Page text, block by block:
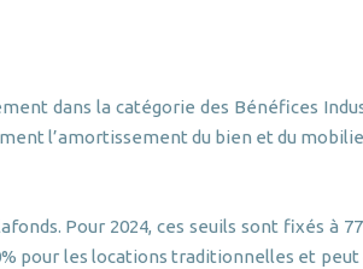
dans la catégorie des Bénéfices
l’amortissement du bien et du
Pour 2024, ces seuils sont fixés à
pour les locations traditionnelles et peut